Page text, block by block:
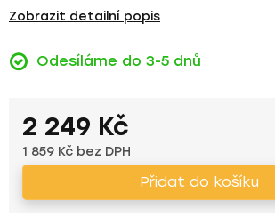
Zobrazit detailní popis
Odesíláme do 3-5 dnů
2 249 Kč
1 859 Kč bez DPH
Přidat do košíku